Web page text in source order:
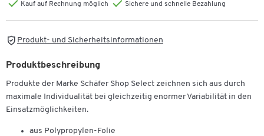
Kauf auf Rechnung möglich Sichere und schnelle Bezahlung
Produkt- und Sicherheitsinformationen
Produktbeschreibung
Produkte der Marke Schäfer Shop Select zeichnen sich aus durch
maximale Individualität bei gleichzeitig enormer Variabilität in den
Einsatzmöglichkeiten.
aus Polypropylen-Folie